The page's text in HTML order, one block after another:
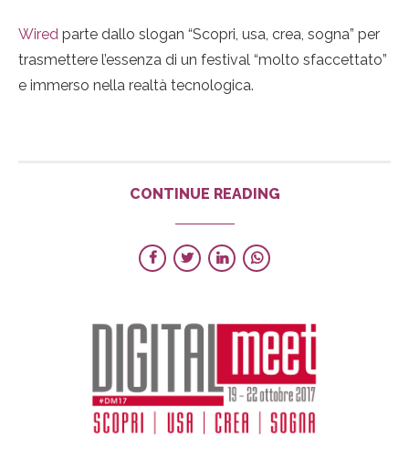
Wired parte dallo slogan “Scopri, usa, crea, sogna” per
trasmettere l’essenza di un festival “molto sfaccettato”
e immerso nella realtà tecnologica.
CONTINUE READING